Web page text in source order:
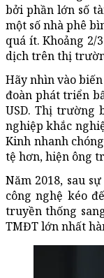
bởi phần lớn số
một số nhà phê
quá ít. Khoảng
dịch trên thị
Hãy nhìn vào
đoàn phát triển
USD. Thị trường
nghiệp khắc
Kinh nhanh
tệ hơn, hiện ông
Năm 2018, sau
công nghệ kéo
truyền thống
TMĐT lớn nhất